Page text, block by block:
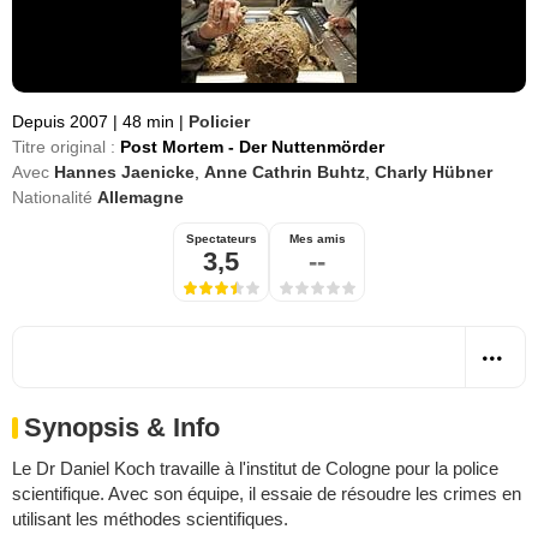
Depuis 2007 | 48 min | Policier
Titre original : Post Mortem - Der Nuttenmörder
Avec Hannes Jaenicke Anne Cathrin Buhtz Charly Hübner
Nationalité Allemagne
Spectateurs
3,5
Mes amis
--
Synopsis & Info
Le Dr Daniel Koch travaille à l'institut de Cologne pour la police
scientifique. Avec son équipe, il essaie de résoudre les crimes en
utilisant les méthodes scientifiques.